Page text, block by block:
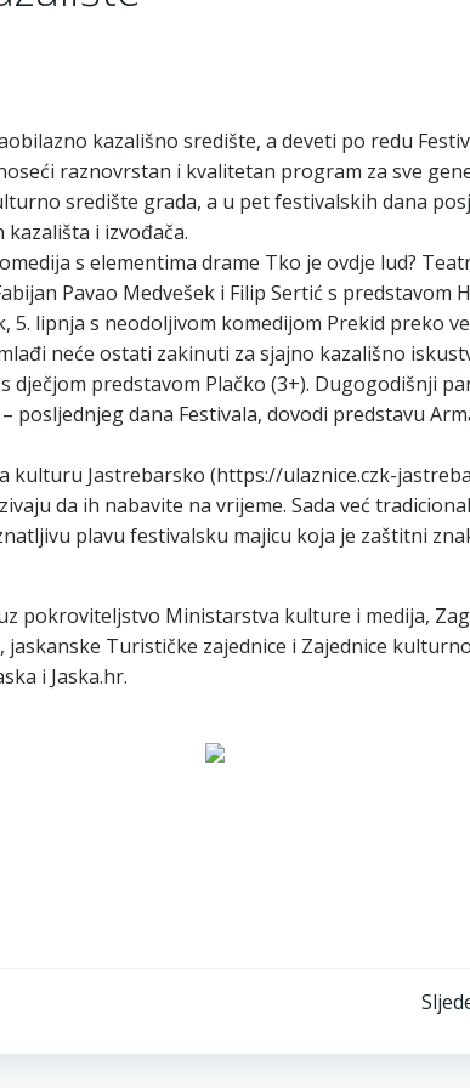
kazališno središte, a deveti po redu
raznovrstan i kvalitetan program za sve
središte grada, a u pet festivalskih dana
i izvođača.
s elementima drame Tko je ovdje lud?
Pavao Medvešek i Filip Sertić s predstavom
lipnja s neodoljivom komedijom Prekid preko
neće ostati zakinuti za sjajno kazališno
dječjom predstavom Plačko (3+). Dugogodišnji
posljednjeg dana Festivala, dovodi predstavu
kulturu Jastrebarsko (https://ulaznice.czk-
da ih nabavite na vrijeme. Sada već
plavu festivalsku majicu koja je zaštitni
pokroviteljstvo Ministarstva kulture i medija,
Turističke zajednice i Zajednice
i Jaska.hr.
navigation